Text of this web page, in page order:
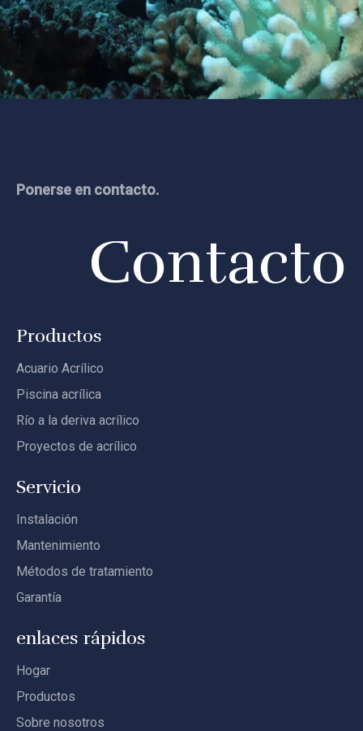
Leyu
Ponerse en contacto.
Contacto
Productos
Acuario Acrílico
Piscina acrílica
Río a la deriva acrílico
Proyectos de acrílico
Servicio
Instalación
Mantenimiento
Métodos de tratamiento
Garantía
enlaces rápidos
Hogar
Productos
Sobre nosotros